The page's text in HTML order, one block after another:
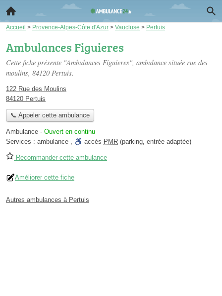
Accueil > Provence-Alpes-Côte d'Azur > Vaucluse > Pertuis
Ambulances Figuieres
Cette fiche présente "Ambulances Figuieres", ambulance située rue des
moulins, 84120 Pertuis.
122 Rue des Moulins
84120 Pertuis
📞 Appeler cette ambulance
Ambulance - Ouvert en continu
Services : ambulance , accès PMR (parking, entrée adaptée)
Recommander cette ambulance
Améliorer cette fiche
Autres ambulances à Pertuis